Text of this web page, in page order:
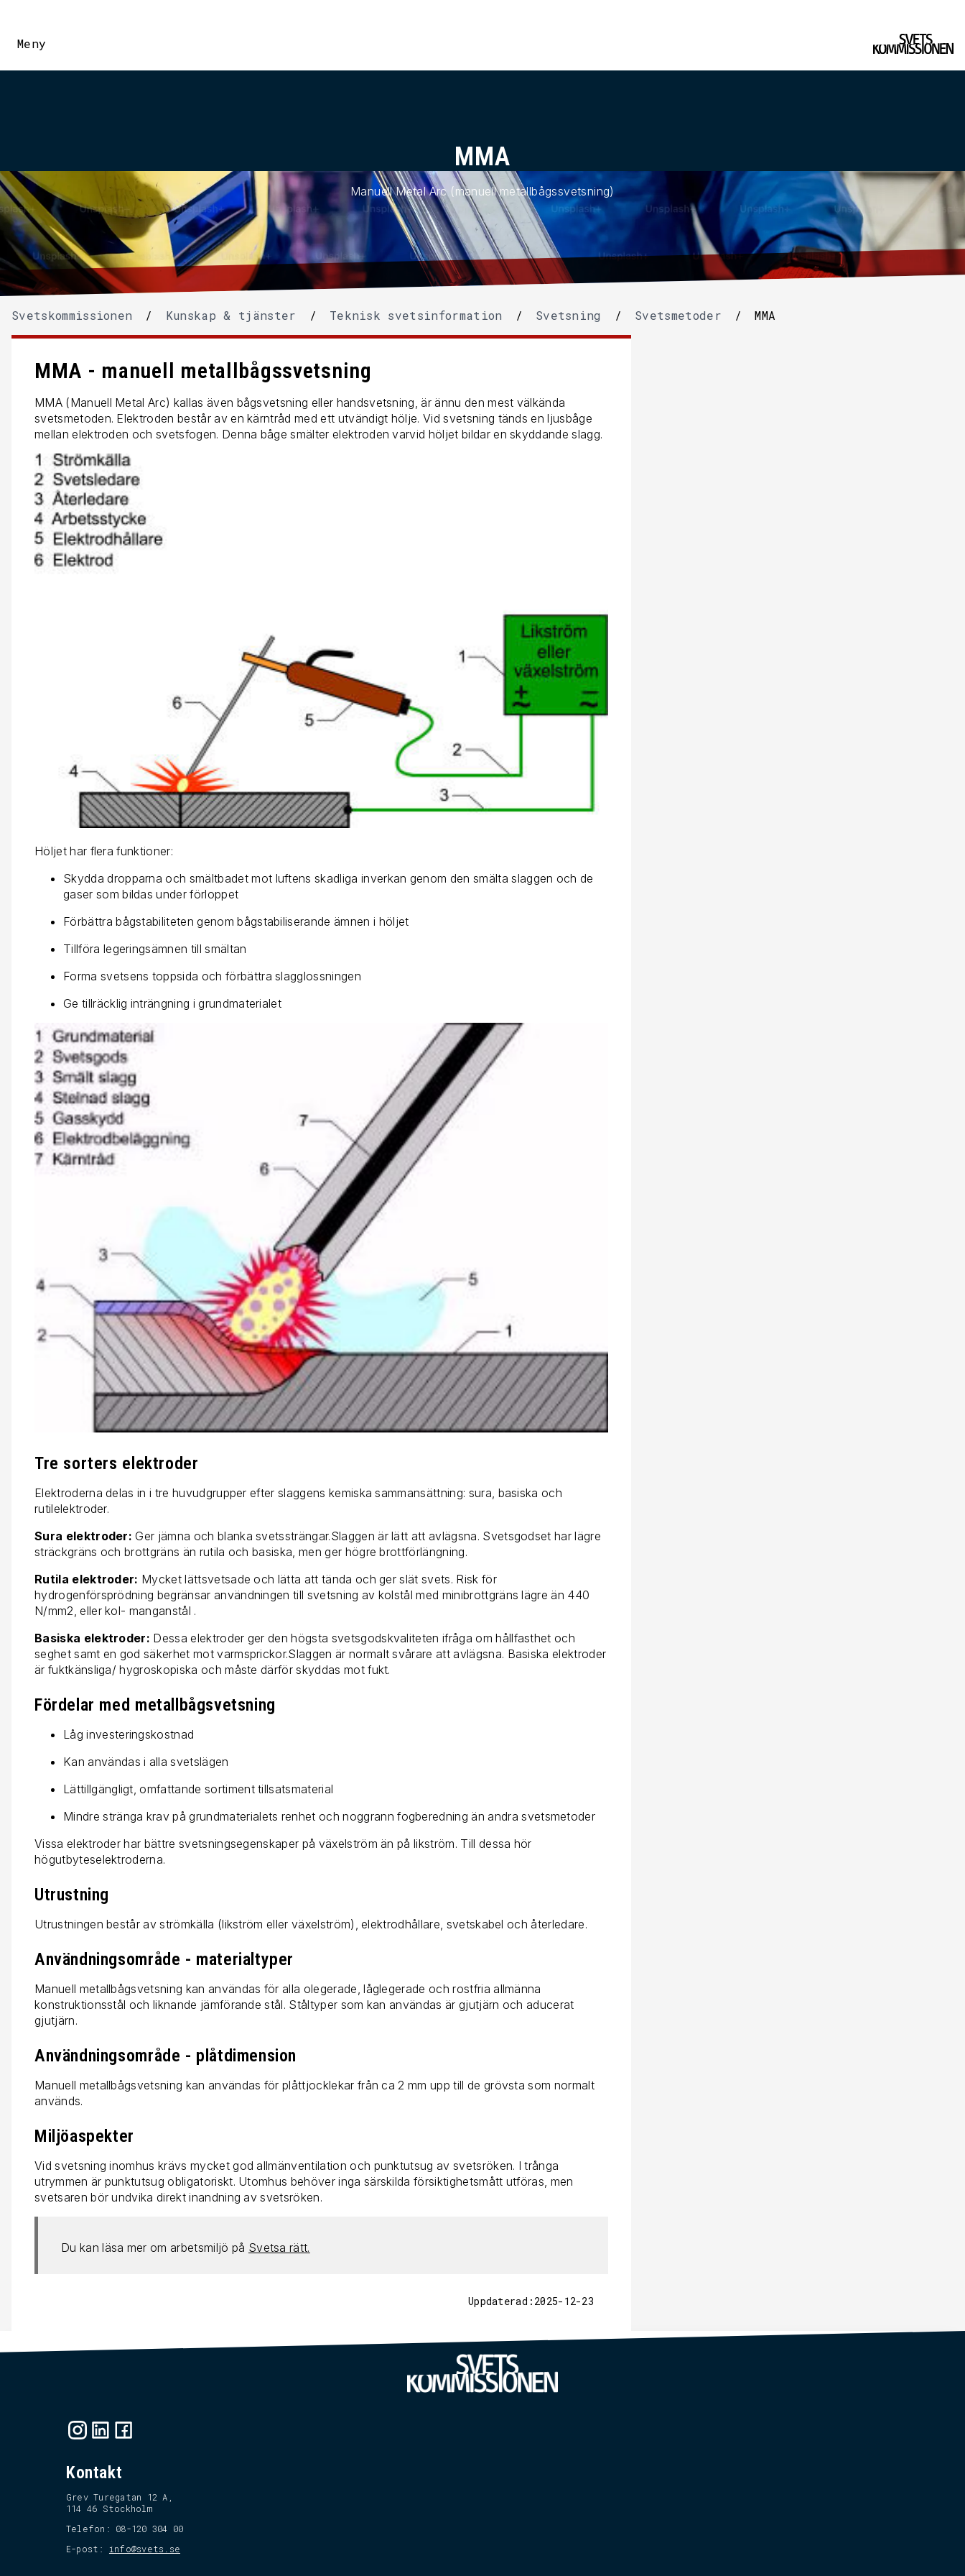
Meny
MMA
Manuell Metal Arc (manuell metallbågssvetsning)
Svetskommissionen / Kunskap & tjänster / Teknisk svetsinformation / Svetsning / Svetsmetoder / MMA
MMA - manuell metallbågssvetsning
MMA (Manuell Metal Arc) kallas även bågsvetsning eller handsvetsning, är ännu den mest välkända
svetsmetoden. Elektroden består av en kärntråd med ett utvändigt hölje. Vid svetsning tänds en ljusbåge
mellan elektroden och svetsfogen. Denna båge smälter elektroden varvid höljet bildar en skyddande slagg.
Höljet har flera funktioner:
Skydda dropparna och smältbadet mot luftens skadliga inverkan genom den smälta slaggen och de
gaser som bildas under förloppet
Förbättra bågstabiliteten genom bågstabiliserande ämnen i höljet
Tillföra legeringsämnen till smältan
Forma svetsens toppsida och förbättra slagglossningen
Ge tillräcklig inträngning i grundmaterialet
Tre sorters elektroder
Elektroderna delas in i tre huvudgrupper efter slaggens kemiska sammansättning: sura, basiska och
rutilelektroder.
Sura elektroder: Ger jämna och blanka svetssträngar.Slaggen är lätt att avlägsna. Svetsgodset har lägre
sträckgräns och brottgräns än rutila och basiska, men ger högre brottförlängning.
Rutila elektroder: Mycket lättsvetsade och lätta att tända och ger slät svets. Risk för
hydrogenförsprödning begränsar användningen till svetsning av kolstål med minibrottgräns lägre än 440
N/mm2, eller kol- manganstål .
Basiska elektroder: Dessa elektroder ger den högsta svetsgodskvaliteten ifråga om hållfasthet och
seghet samt en god säkerhet mot varmsprickor.Slaggen är normalt svårare att avlägsna. Basiska elektroder
är fuktkänsliga/ hygroskopiska och måste därför skyddas mot fukt.
Fördelar med metallbågsvetsning
Låg investeringskostnad
Kan användas i alla svetslägen
Lättillgängligt, omfattande sortiment tillsatsmaterial
Mindre stränga krav på grundmaterialets renhet och noggrann fogberedning än andra svetsmetoder
Vissa elektroder har bättre svetsningsegenskaper på växelström än på likström. Till dessa hör
högutbyteselektroderna.
Utrustning
Utrustningen består av strömkälla (likström eller växelström), elektrodhållare, svetskabel och återledare.
Användningsområde - materialtyper
Manuell metallbågsvetsning kan användas för alla olegerade, låglegerade och rostfria allmänna
konstruktionsstål och liknande jämförande stål. Ståltyper som kan användas är gjutjärn och aducerat
gjutjärn.
Användningsområde - plåtdimension
Manuell metallbågsvetsning kan användas för plåttjocklekar från ca 2 mm upp till de grövsta som normalt
används.
Miljöaspekter
Vid svetsning inomhus krävs mycket god allmänventilation och punktutsug av svetsröken. I trånga
utrymmen är punktutsug obligatoriskt. Utomhus behöver inga särskilda försiktighetsmått utföras, men
svetsaren bör undvika direkt inandning av svetsröken.
Du kan läsa mer om arbetsmiljö på Svetsa rätt.
Uppdaterad:2025-12-23
Kontakt
Grev Turegatan 12 A,
114 46 Stockholm
Telefon: 08-120 304 00
E-post: info@svets.se